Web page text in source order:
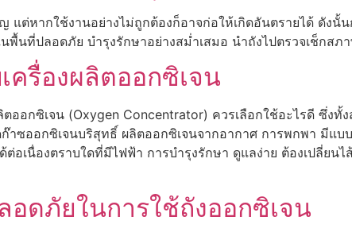
ต่หากใช้งานอย่างไม่ถูกต้องก็อาจก่อให้เกิดอันตรายได้ ดังนั้
พื้นที่ปลอดภัย บำรุงรักษาอย่างสม่ำเสมอ นำถังไปตรวจเช็กส
ครื่องผลิตออกซิเจน
ตออกซิเจน (Oxygen Concentrator) ควรเลือกใช้อะไรดี ซึ่
ก๊าซออกซิเจนบริสุทธิ์ ผลิตออกซิเจนจากอากาศ การพกพา มีแ
อเนื่องตราบใดที่มีไฟฟ้า การบำรุงรักษา ดูแลง่าย ต้องเปลี่ยน
อดภัยในการใช้ถังออกซิเจน